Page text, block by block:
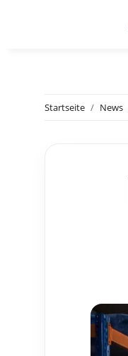
Startseite News